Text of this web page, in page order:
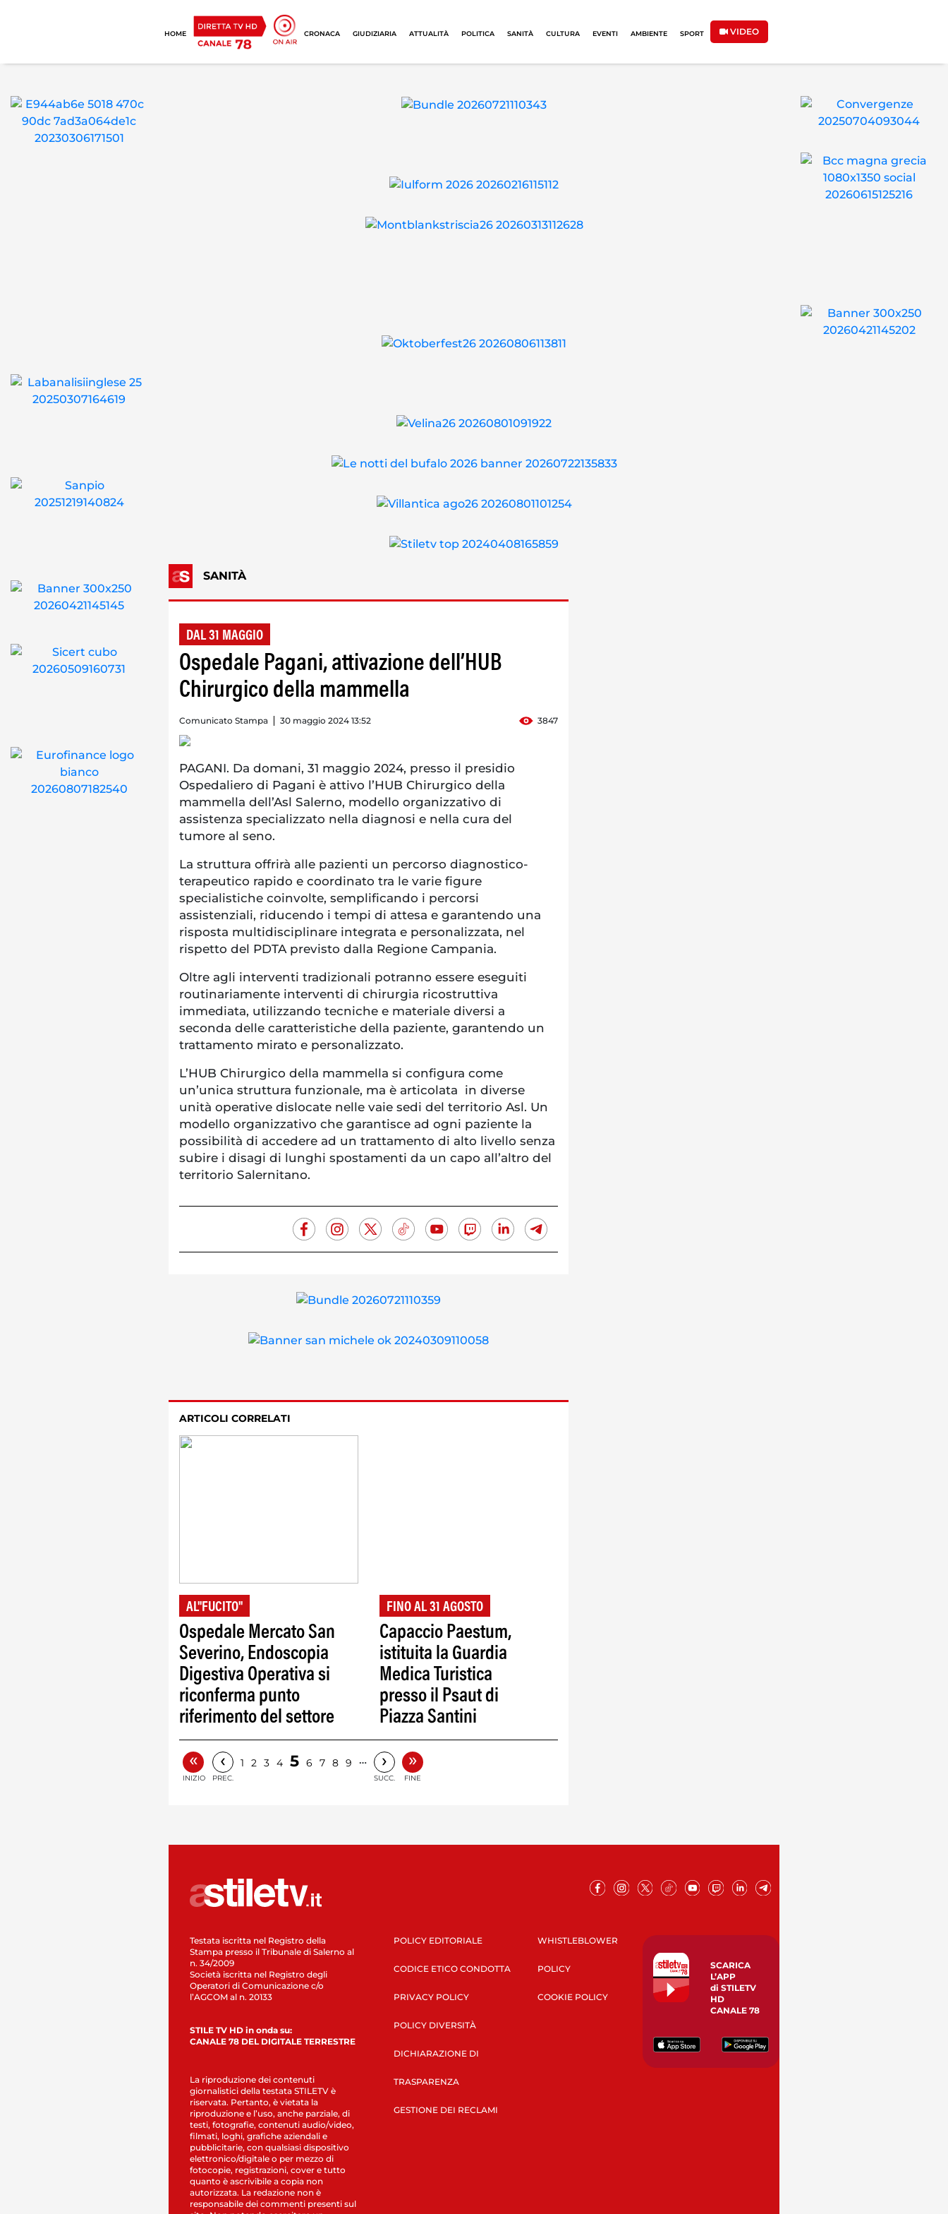
HOME CRONACA GIUDIZIARIA ATTUALITÀ POLITICA SANITÀ CULTURA EVENTI AMBIENTE SPORT VIDEO
SANITÀ
DAL 31 MAGGIO
Ospedale Pagani, attivazione dell’HUB
Chirurgico della mammella
Comunicato Stampa 30 maggio 2024 13:52 3847
PAGANI. Da domani, 31 maggio 2024, presso il presidio
Ospedaliero di Pagani è attivo l’HUB Chirurgico della
mammella dell’Asl Salerno, modello organizzativo di
assistenza specializzato nella diagnosi e nella cura del
tumore al seno.
La struttura offrirà alle pazienti un percorso diagnostico-
terapeutico rapido e coordinato tra le varie figure
specialistiche coinvolte, semplificando i percorsi
assistenziali, riducendo i tempi di attesa e garantendo una
risposta multidisciplinare integrata e personalizzata, nel
rispetto del PDTA previsto dalla Regione Campania.
Oltre agli interventi tradizionali potranno essere eseguiti
routinariamente interventi di chirurgia ricostruttiva
immediata, utilizzando tecniche e materiale diversi a
seconda delle caratteristiche della paziente, garantendo un
trattamento mirato e personalizzato.
L’HUB Chirurgico della mammella si configura come
un’unica struttura funzionale, ma è articolata in diverse
unità operative dislocate nelle vaie sedi del territorio Asl. Un
modello organizzativo che garantisce ad ogni paziente la
possibilità di accedere ad un trattamento di alto livello senza
subire i disagi di lunghi spostamenti da un capo all’altro del
territorio Salernitano.
ARTICOLI CORRELATI
AL"FUCITO"
Ospedale Mercato San
Severino, Endoscopia
Digestiva Operativa si
riconferma punto
riferimento del settore
FINO AL 31 AGOSTO
Capaccio Paestum,
istituita la Guardia
Medica Turistica
presso il Psaut di
Piazza Santini
«
INIZIO
‹
PREC.
1 2 3 4 5 6 7 8 9 … ›
SUCC.
»
FINE
Testata iscritta nel Registro della
Stampa presso il Tribunale di Salerno al
n. 34/2009
Società iscritta nel Registro degli
Operatori di Comunicazione c/o
l’AGCOM al n. 20133
STILE TV HD in onda su:
CANALE 78 DEL DIGITALE TERRESTRE
La riproduzione dei contenuti
giornalistici della testata STILETV è
riservata. Pertanto, è vietata la
riproduzione e l’uso, anche parziale, di
testi, fotografie, contenuti audio/video,
filmati, loghi, grafiche aziendali e
pubblicitarie, con qualsiasi dispositivo
elettronico/digitale o per mezzo di
fotocopie, registrazioni, cover e tutto
quanto è ascrivibile a copia non
autorizzata. La redazione non è
responsabile dei commenti presenti sul
POLICY EDITORIALE
CODICE ETICO CONDOTTA
PRIVACY POLICY
POLICY DIVERSITÀ
DICHIARAZIONE DI
TRASPARENZA
GESTIONE DEI RECLAMI
WHISTLEBLOWER
POLICY
COOKIE POLICY
SCARICA
L’APP
di STILETV
HD
CANALE 78